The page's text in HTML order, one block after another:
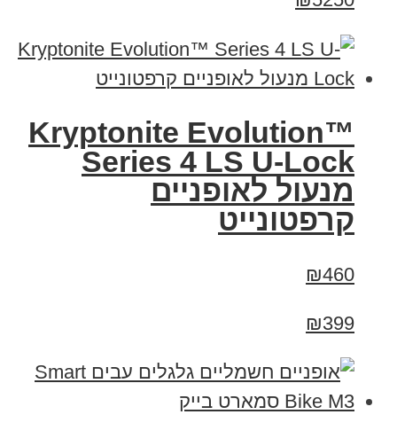
Kryptonite Evolution™
Series 4 LS U-Lock
מנעול לאופניים
קרפטונייט
₪460
₪399